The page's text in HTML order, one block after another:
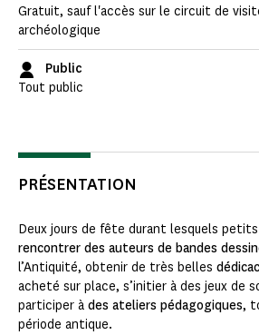
Gratuit, sauf l'accès sur le circuit de
archéologique
Public
Tout public
PRÉSENTATION
Deux jours de fête durant lesquels
rencontrer des auteurs de bandes
l’Antiquité, obtenir de très belles
acheté sur place, s’initier à des jeux de
participer à des ateliers pédagogiques,
période antique.